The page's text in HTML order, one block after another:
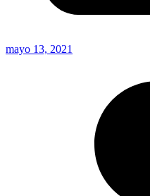
mayo 13, 2021